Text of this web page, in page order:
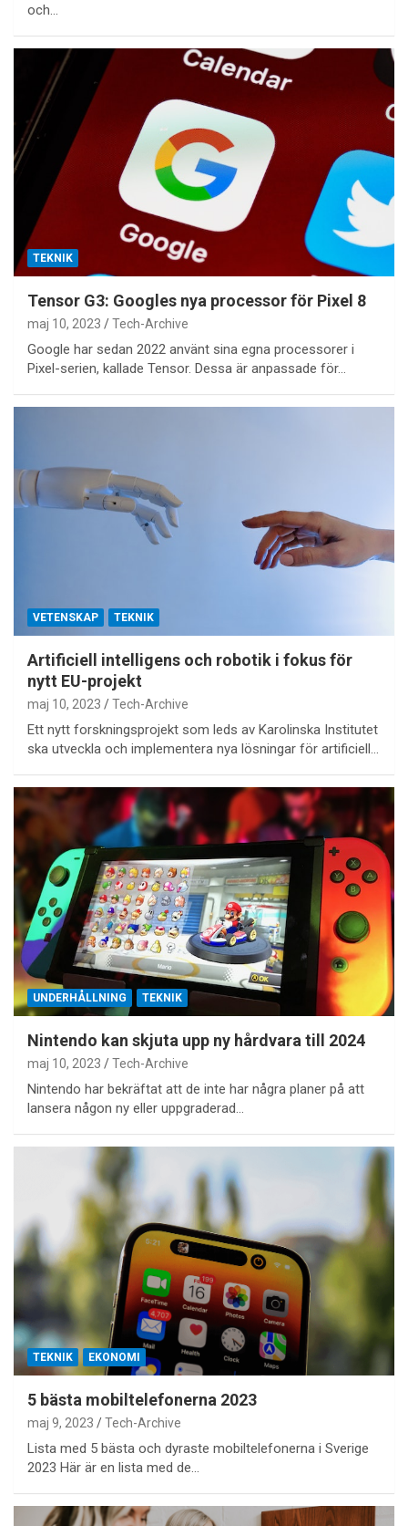
och…
TEKNIK
Tensor G3: Googles nya processor för Pixel 8
maj 10, 2023 Tech-Archive
Google har sedan 2022 använt sina egna processorer i
Pixel-serien, kallade Tensor. Dessa är anpassade för…
VETENSKAP TEKNIK
Artificiell intelligens och robotik i fokus för
nytt EU-projekt
maj 10, 2023 Tech-Archive
Ett nytt forskningsprojekt som leds av Karolinska Institutet
ska utveckla och implementera nya lösningar för artificiell…
UNDERHÅLLNING TEKNIK
Nintendo kan skjuta upp ny hårdvara till 2024
maj 10, 2023 Tech-Archive
Nintendo har bekräftat att de inte har några planer på att
lansera någon ny eller uppgraderad…
TEKNIK EKONOMI
5 bästa mobiltelefonerna 2023
maj 9, 2023 Tech-Archive
Lista med 5 bästa och dyraste mobiltelefonerna i Sverige
2023 Här är en lista med de…